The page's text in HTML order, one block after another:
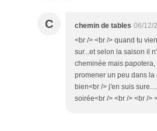
C chemin de tables 06/12/
<br /> <br /> quand tu
sur...et selon la saison il
cheminée mais
promener un peu dans
bien<br /> j'en suis
soirée<br /> <br /> <br />